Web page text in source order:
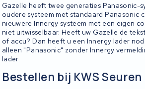
Gazelle heeft twee generaties Panasonic-
oudere systeem met standaard Panasonic
nieuwere Innergy systeem met een eigen
niet uitwisselbaar. Heeft uw Gazelle de
of accu? Dan heeft u een Innergy lader
alleen "Panasonic" zonder Innergy
lader.
Bestellen bij KWS Seuren